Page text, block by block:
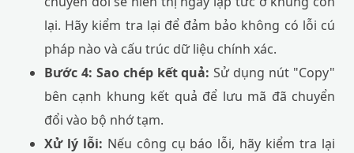
lại. Hãy kiểm tra lại để đảm bảo không có lỗi cú
pháp nào và cấu trúc dữ liệu chính xác.
Bước 4: Sao chép kết quả: Sử dụng nút "Copy"
bên cạnh khung kết quả để lưu mã đã chuyển
đổi vào bộ nhớ tạm.
Xử lý lỗi: Nếu công cụ báo lỗi, hãy kiểm tra lại